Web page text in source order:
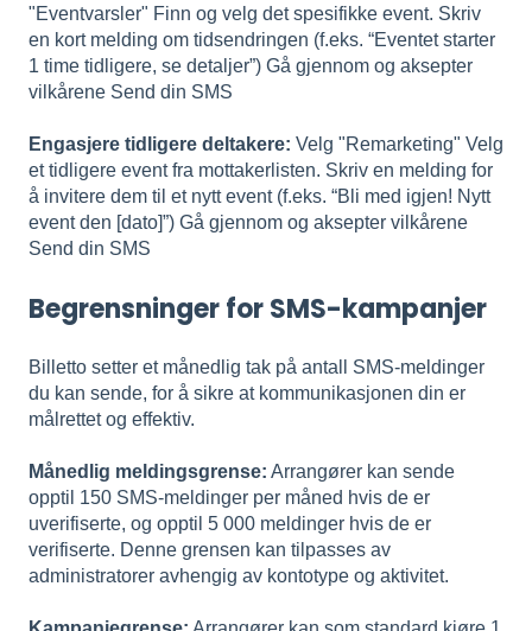
"Eventvarsler" Finn og velg det spesifikke event. Skriv
en kort melding om tidsendringen (f.eks. “Eventet starter
1 time tidligere, se detaljer”) Gå gjennom og aksepter
vilkårene Send din SMS
Engasjere tidligere deltakere: Velg "Remarketing" Velg
et tidligere event fra mottakerlisten. Skriv en melding for
å invitere dem til et nytt event (f.eks. “Bli med igjen! Nytt
event den [dato]”) Gå gjennom og aksepter vilkårene
Send din SMS
Begrensninger for SMS-kampanjer
Billetto setter et månedlig tak på antall SMS-meldinger
du kan sende, for å sikre at kommunikasjonen din er
målrettet og effektiv.
Månedlig meldingsgrense: Arrangører kan sende
opptil 150 SMS-meldinger per måned hvis de er
uverifiserte, og opptil 5 000 meldinger hvis de er
verifiserte. Denne grensen kan tilpasses av
administratorer avhengig av kontotype og aktivitet.